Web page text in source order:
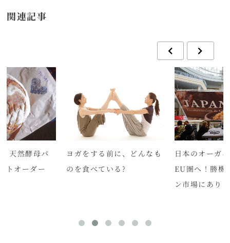
関連記事
天然酵母パ
トオーダー
ヨガをする前に、どんなも
のを食べている?
日本のオーガ
EU圏へ！勝機
ン市場にあり